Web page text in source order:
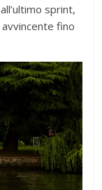
sprint,
fino